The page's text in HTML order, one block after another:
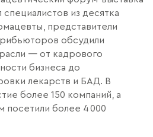
из десятка
представители
обсудили
— от кадрового
бизнеса до
лекарств и БАД. В
более 150 компаний, а
посетили более 4 000